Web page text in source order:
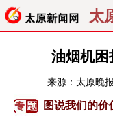
太
经济
油烟机困
来源： 太原晚报
图说我们的价